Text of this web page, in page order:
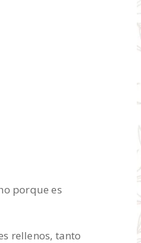
porque es
rellenos, tanto